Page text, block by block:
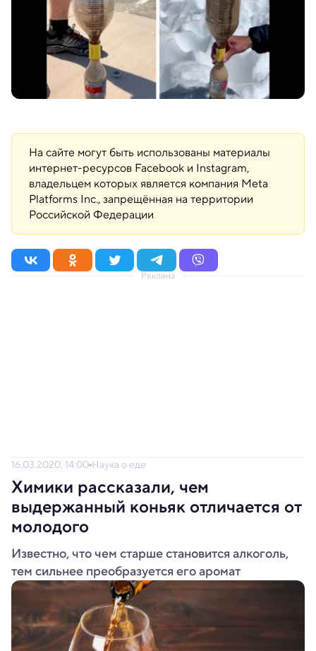
На сайте могут быть использованы материалы
интернет-ресурсов Facebook и Instagram,
владельцем которых является компания Meta
Platforms Inc., запрещённая на территории
Российской Федерации
Реклама
16.03.2020, 14:00 Наука о еде
Химики рассказали, чем
выдержанный коньяк отличается от
молодого
Известно, что чем старше становится алкоголь,
тем сильнее преобразуется его аромат